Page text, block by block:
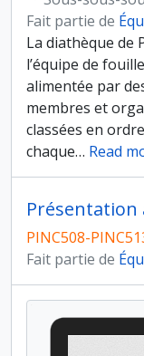
Fait partie de
La diathèque de
l’équipe de
alimentée par
membres et
classées en
chaque… Read
PINC508-
Fait partie de